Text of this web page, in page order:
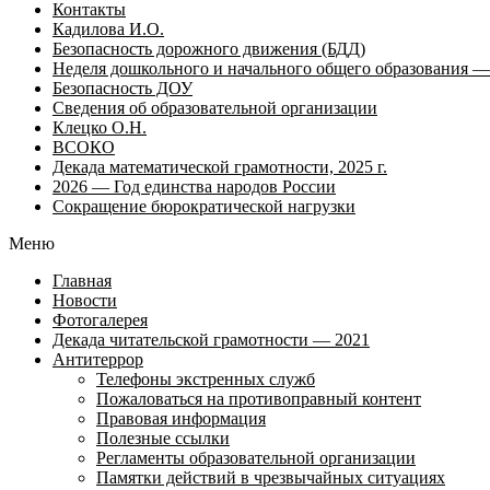
Контакты
Кадилова И.О.
Безопасность дорожного движения (БДД)
Неделя дошкольного и начального общего образования —
Безопасность ДОУ
Сведения об образовательной организации
Клецко О.Н.
ВСОКО
Декада математической грамотности, 2025 г.
2026 — Год единства народов России
Сокращение бюрократической нагрузки
Меню
Главная
Новости
Фотогалерея
Декада читательской грамотности — 2021
Антитеррор
Телефоны экстренных служб
Пожаловаться на противоправный контент
Правовая информация
Полезные ссылки
Регламенты образовательной организации
Памятки действий в чрезвычайных ситуациях